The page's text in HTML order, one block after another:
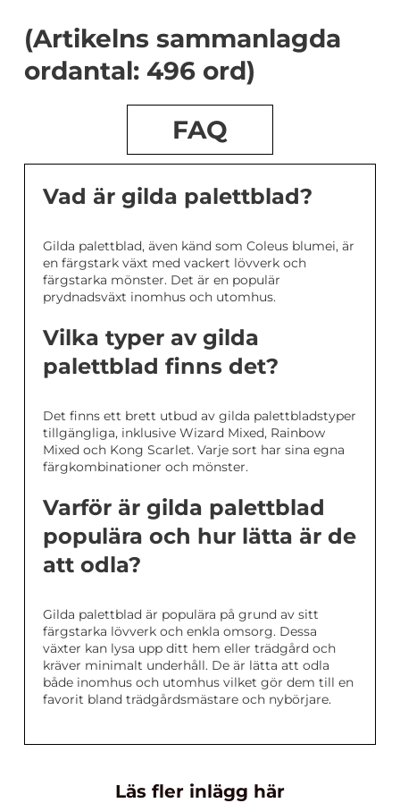
(Artikelns sammanlagda
ordantal: 496 ord)
FAQ
Vad är gilda palettblad?
Gilda palettblad, även känd som Coleus blumei, är
en färgstark växt med vackert lövverk och
färgstarka mönster. Det är en populär
prydnadsväxt inomhus och utomhus.
Vilka typer av gilda
palettblad finns det?
Det finns ett brett utbud av gilda palettbladstyper
tillgängliga, inklusive Wizard Mixed, Rainbow
Mixed och Kong Scarlet. Varje sort har sina egna
färgkombinationer och mönster.
Varför är gilda palettblad
populära och hur lätta är de
att odla?
Gilda palettblad är populära på grund av sitt
färgstarka lövverk och enkla omsorg. Dessa
växter kan lysa upp ditt hem eller trädgård och
kräver minimalt underhåll. De är lätta att odla
både inomhus och utomhus vilket gör dem till en
favorit bland trädgårdsmästare och nybörjare.
Läs fler inlägg här